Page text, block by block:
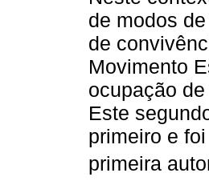
de modos
de
Movimento
ocupação
Este
primeiro e
primeira